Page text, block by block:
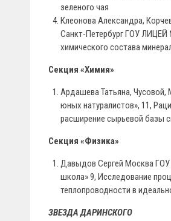
зеленого чая
Клеонова Александра,
Санкт-Петербург ГОУ ЛИЦЕЙ
химического состава
Секция «Химия»
Ардашева Татьяна,
юных натуралистов», 11,
расширение сырьевой базы
Секция «Физика»
Давыдов Сергей Москва ГОУ
школа» 9, Исследование
теплопроводности в
ЗВЕЗДА ДАРИНСКОГО